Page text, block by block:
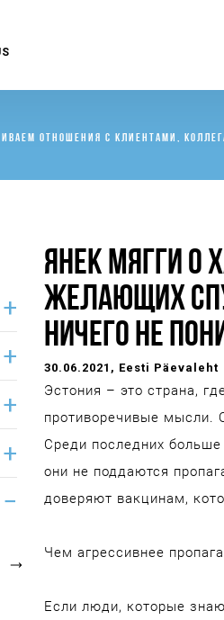
ОТНОШЕНИЯ С КЛИЕНТАМИ,
ЯНЕК МЯГГИ О
ЖЕЛАЮЩИХ
НИЧЕГО НЕ
30.06.2021 , Eesti Päevaleht
Эстония – это страна,
противоречивые мысли.
Среди последних
они не поддаются
доверяют вакцинам,
Чем агрессивнее
Если люди, которые